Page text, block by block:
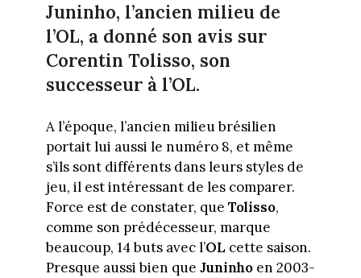
Juninho, l’ancien milieu de
l’OL, a donné son avis sur
Corentin Tolisso, son
successeur à l’OL.
A l’époque, l’ancien milieu brésilien
portait lui aussi le numéro 8, et même
s’ils sont différents dans leurs styles de
jeu, il est intéressant de les comparer.
Force est de constater, que Tolisso,
comme son prédécesseur, marque
beaucoup, 14 buts avec l’OL cette saison.
Presque aussi bien que Juninhoen 2003-